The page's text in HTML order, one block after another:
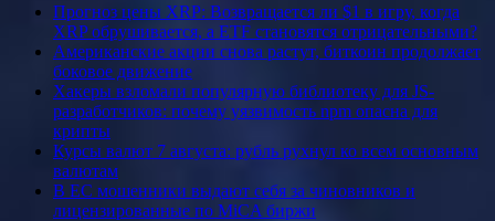
Прогноз цены XRP: Возвращается ли $1 в игру, когда
XRP обрушивается, а ETF становятся отрицательными?
Американские акции снова растут, биткоин продолжает
боковое движение
Хакеры взломали популярную библиотеку для JS-
разработчиков: почему уязвимость npm опасна для
крипты
Курсы валют 7 августа: рубль рухнул ко всем основным
валютам
В ЕС мошенники выдают себя за чиновников и
лицензированные по MiCA биржи